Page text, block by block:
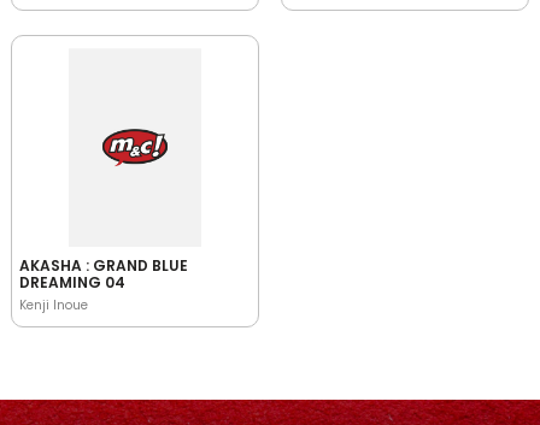
AKASHA : GRAND BLUE
DREAMING 04
Kenji Inoue